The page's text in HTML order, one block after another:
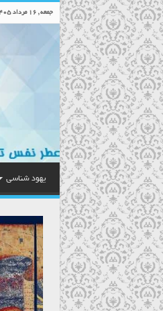
جمعه , ۱۶ مرداد ۱۴۰۵
یهود شناسی